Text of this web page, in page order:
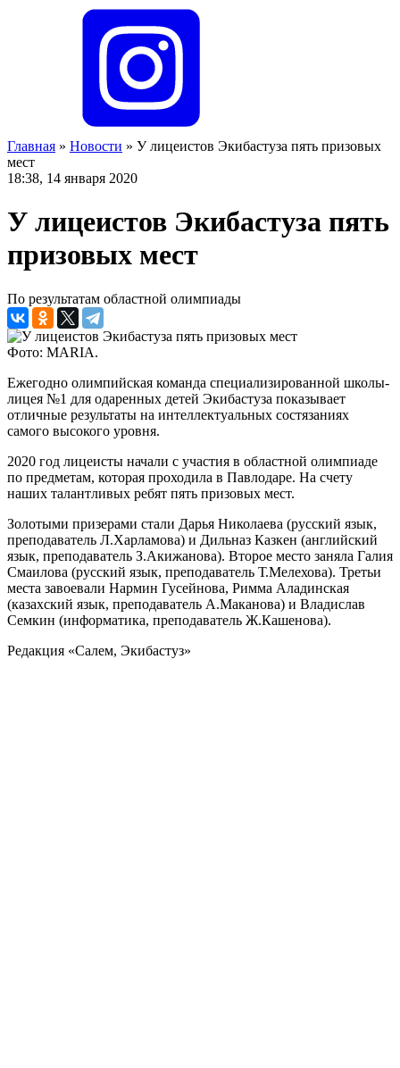
Главная » Новости » У лицеистов Экибастуза пять призовых
мест
18:38, 14 января 2020
У лицеистов Экибастуза пять
призовых мест
По результатам областной олимпиады
Фото: MARIA.
Ежегодно олимпийская команда специализированной школы-
лицея №1 для одаренных детей Экибастуза показывает
отличные результаты на интеллектуальных состязаниях
самого высокого уровня.
2020 год лицеисты начали с участия в областной олимпиаде
по предметам, которая проходила в Павлодаре. На счету
наших талантливых ребят пять призовых мест.
Золотыми призерами стали Дарья Николаева (русский язык,
преподаватель Л.Харламова) и Дильназ Казкен (английский
язык, преподаватель З.Акижанова). Второе место заняла Галия
Смаилова (русский язык, преподаватель Т.Мелехова). Третьи
места завоевали Нармин Гусейнова, Римма Аладинская
(казахский язык, преподаватель А.Маканова) и Владислав
Семкин (информатика, преподаватель Ж.Кашенова).
Редакция «Салем, Экибастуз»